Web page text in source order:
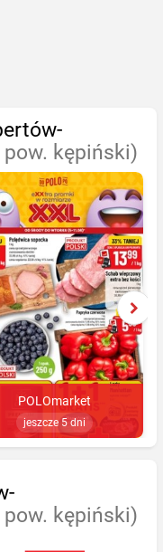
kępiński)
POLOmarket
jeszcze 5 dni
kępiński)